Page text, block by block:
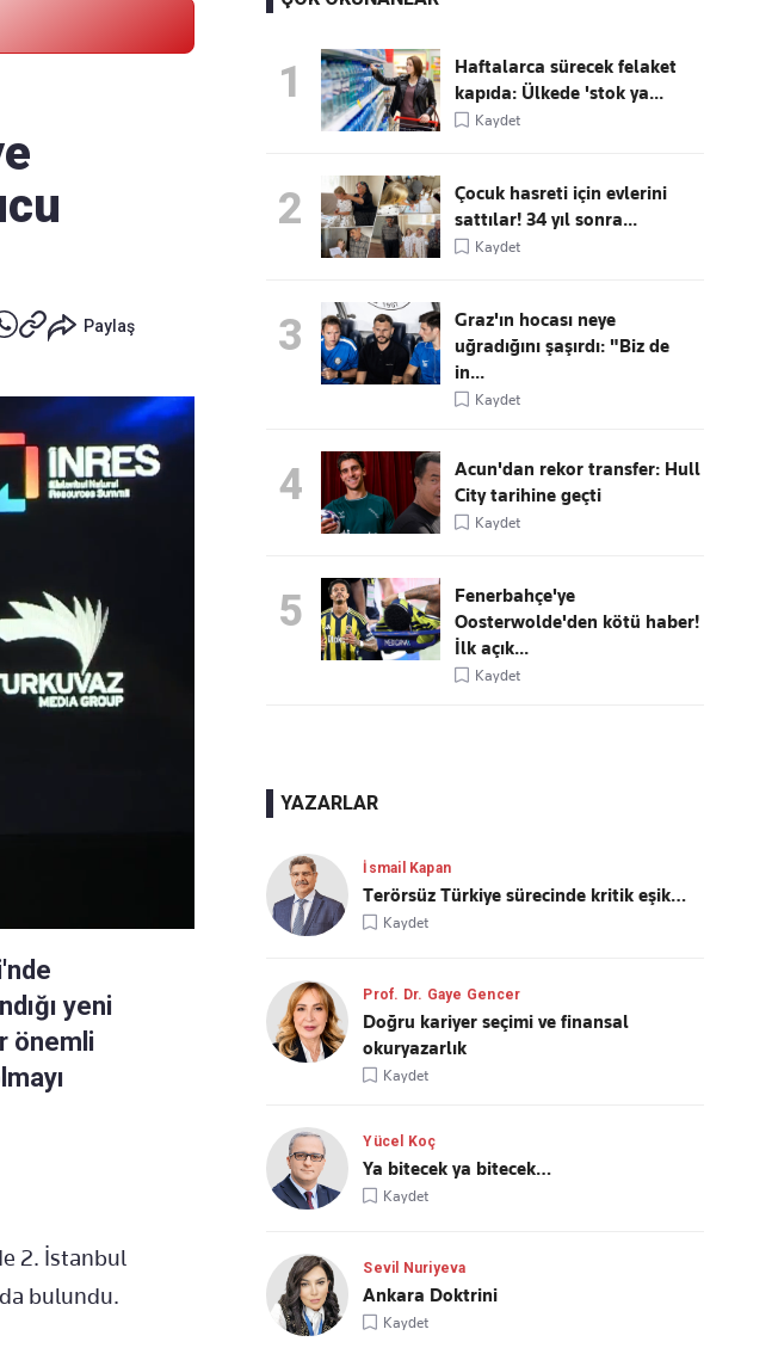
tıklayın
Kaçırmayın
Ücretsiz üye olun, gündemi
Paylaş
yeni
önemli
2. İstanbul
bulundu.
1
Haftalarca sürecek felaket
kapıda: Ülkede 'stok ya...
Kaydet
2
Çocuk hasreti için evlerini
sattılar! 34 yıl sonra...
Kaydet
3
Graz'ın hocası neye
uğradığını şaşırdı: "Biz de
in...
Kaydet
4
Acun'dan rekor transfer: Hull
City tarihine geçti
Kaydet
5
Fenerbahçe'ye
Oosterwolde'den kötü haber!
İlk açık...
Kaydet
YAZARLAR
İsmail Kapan
Terörsüz Türkiye sürecinde kritik eşik…
Kaydet
Prof. Dr. Gaye Gencer
Doğru kariyer seçimi ve finansal
okuryazarlık
Kaydet
Yücel Koç
Ya bitecek ya bitecek…
Kaydet
Sevil Nuriyeva
Ankara Doktrini
Kaydet